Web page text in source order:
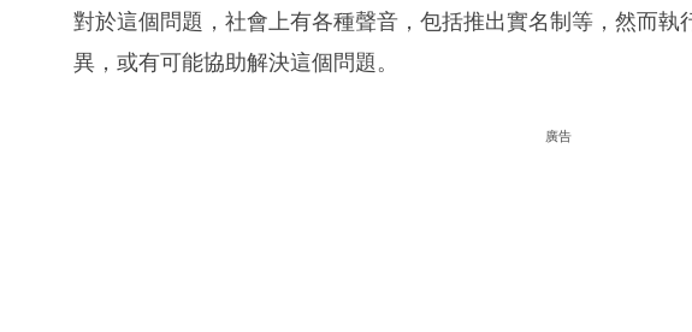
對於這個問題，社會上有各種聲音，包括推出實名制等，然而執
異，或有可能協助解決這個問題。
廣告